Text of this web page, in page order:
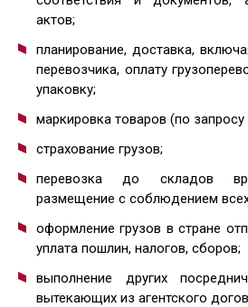
актов;
планирование, доставка,
перевозчика, оплату
упаковку;
маркировка товаров (по запросу
страхование грузов;
перевозка до складов
размещение с соблюдением
оформление грузов в стране
уплата пошлин, налогов, сборов;
выполнение других
вытекающих из агентского